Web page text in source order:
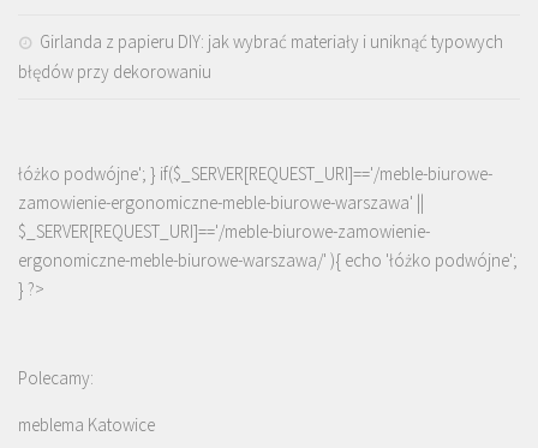
Girlanda z papieru DIY: jak wybrać materiały i uniknąć typowych
błędów przy dekorowaniu
łóżko podwójne'; } if($_SERVER[REQUEST_URI]=='/meble-biurowe-
zamowienie-ergonomiczne-meble-biurowe-warszawa' ||
$_SERVER[REQUEST_URI]=='/meble-biurowe-zamowienie-
ergonomiczne-meble-biurowe-warszawa/' ){ echo 'łóżko podwójne';
} ?>
Polecamy:
meblema Katowice